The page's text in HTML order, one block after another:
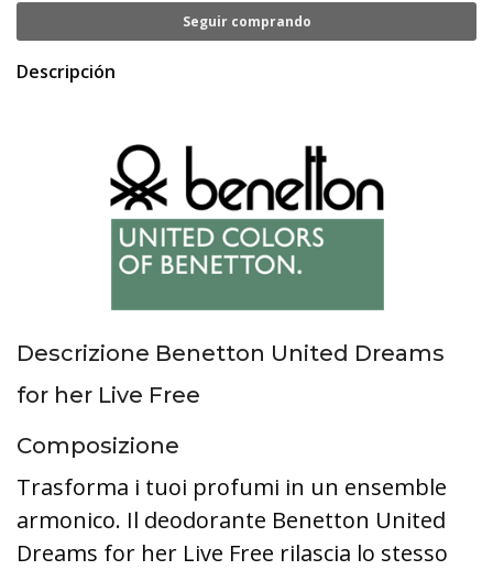
Seguir comprando
Descripción
Descrizione Benetton United Dreams
for her Live Free
Composizione
Trasforma i tuoi profumi in un ensemble
armonico. Il deodorante Benetton United
Dreams for her Live Free rilascia lo stesso